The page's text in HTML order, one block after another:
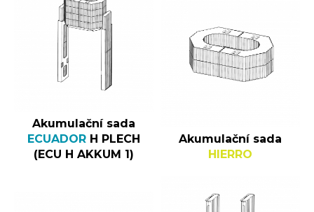
Akumulační sada
ECUADOR H PLECH
(ECU H AKKUM 1)
Akumulační sada
HIERRO